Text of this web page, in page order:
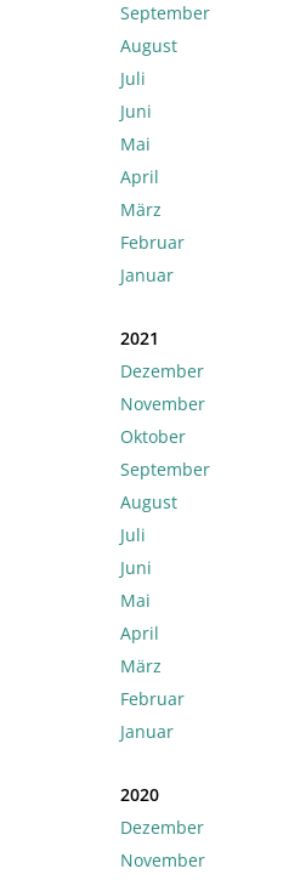
September
August
Juli
Juni
Mai
April
März
Februar
Januar
2021
Dezember
November
Oktober
September
August
Juli
Juni
Mai
April
März
Februar
Januar
2020
Dezember
November